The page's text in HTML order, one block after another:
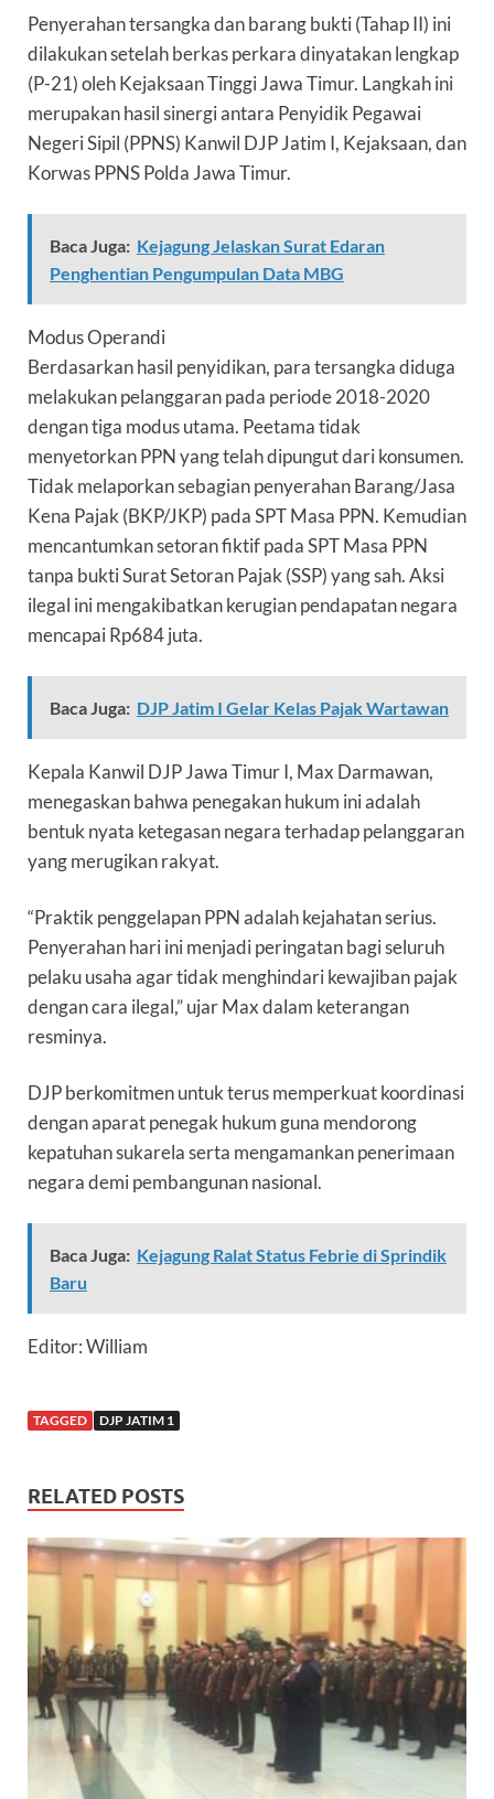
Penyerahan tersangka dan barang bukti (Tahap II) ini
dilakukan setelah berkas perkara dinyatakan lengkap
(P-21) oleh Kejaksaan Tinggi Jawa Timur. Langkah ini
merupakan hasil sinergi antara Penyidik Pegawai
Negeri Sipil (PPNS) Kanwil DJP Jatim I, Kejaksaan, dan
Korwas PPNS Polda Jawa Timur.
Baca Juga: Kejagung Jelaskan Surat Edaran
Penghentian Pengumpulan Data MBG
Modus Operandi
Berdasarkan hasil penyidikan, para tersangka diduga
melakukan pelanggaran pada periode 2018-2020
dengan tiga modus utama. Peetama tidak
menyetorkan PPN yang telah dipungut dari konsumen.
Tidak melaporkan sebagian penyerahan Barang/Jasa
Kena Pajak (BKP/JKP) pada SPT Masa PPN. Kemudian
mencantumkan setoran fiktif pada SPT Masa PPN
tanpa bukti Surat Setoran Pajak (SSP) yang sah. Aksi
ilegal ini mengakibatkan kerugian pendapatan negara
mencapaiRp684 juta.
Baca Juga: DJP Jatim I Gelar Kelas Pajak Wartawan
Kepala Kanwil DJP Jawa Timur I, Max Darmawan,
menegaskan bahwa penegakan hukum ini adalah
bentuk nyata ketegasan negara terhadap pelanggaran
yang merugikan rakyat.
“Praktik penggelapan PPN adalah kejahatan serius.
Penyerahan hari ini menjadi peringatan bagi seluruh
pelaku usaha agar tidak menghindari kewajiban pajak
dengan cara ilegal,” ujar Max dalam keterangan
resminya.
DJP berkomitmen untuk terus memperkuat koordinasi
dengan aparat penegak hukum guna mendorong
kepatuhan sukarela serta mengamankan penerimaan
negara demi pembangunan nasional.
Baca Juga: Kejagung Ralat Status Febrie di Sprindik
Baru
Editor: William
TAGGED DJP JATIM 1
RELATED POSTS